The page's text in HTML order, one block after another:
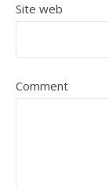
Site web
Comment